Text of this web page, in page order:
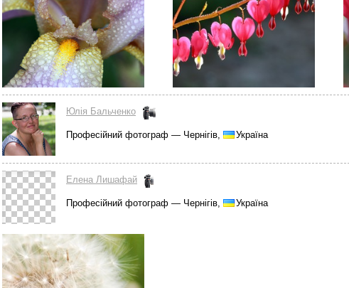
Юлія Бальченко
Професійний фотограф — Чернігів, Україна
Елена Лишафай
Професійний фотограф — Чернігів, Україна